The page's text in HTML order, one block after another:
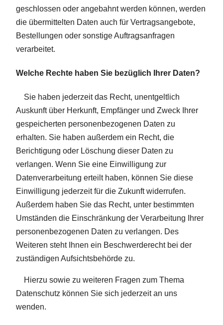
geschlossen oder angebahnt werden können, werden
die übermittelten Daten auch für Vertragsangebote,
Bestellungen oder sonstige Auftragsanfragen
verarbeitet.
Welche Rechte haben Sie bezüglich Ihrer Daten?
Sie haben jederzeit das Recht, unentgeltlich
Auskunft über Herkunft, Empfänger und Zweck Ihrer
gespeicherten personenbezogenen Daten zu
erhalten. Sie haben außerdem ein Recht, die
Berichtigung oder Löschung dieser Daten zu
verlangen. Wenn Sie eine Einwilligung zur
Datenverarbeitung erteilt haben, können Sie diese
Einwilligung jederzeit für die Zukunft widerrufen.
Außerdem haben Sie das Recht, unter bestimmten
Umständen die Einschränkung der Verarbeitung Ihrer
personenbezogenen Daten zu verlangen. Des
Weiteren steht Ihnen ein Beschwerderecht bei der
zuständigen Aufsichtsbehörde zu.
Hierzu sowie zu weiteren Fragen zum Thema
Datenschutz können Sie sich jederzeit an uns
wenden.